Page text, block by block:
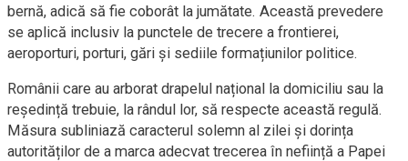
bernă, adică să fie coborât la jumătate. Această prevedere
se aplică inclusiv la punctele de trecere a frontierei,
aeroporturi, porturi, gări și sediile formațiunilor politice.
Românii care au arborat drapelul național la domiciliu sau la
reședință trebuie, la rândul lor, să respecte această regulă.
Măsura subliniază caracterul solemn al zilei și dorința
autorităților de a marca adecvat trecerea în neființă a Papei